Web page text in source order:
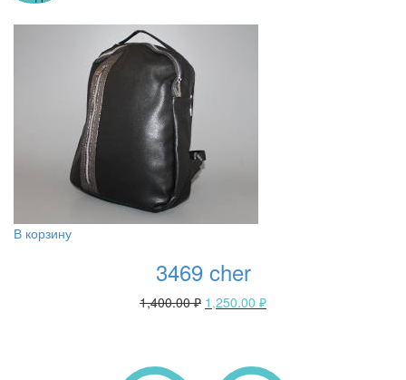
В корзину
3469 cher
1,400.00₽ 1,250.00 ₽